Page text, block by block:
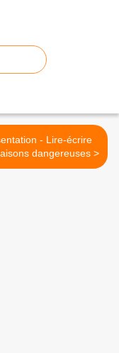
- Lire-écrire
Les Liaisons dangereuses >